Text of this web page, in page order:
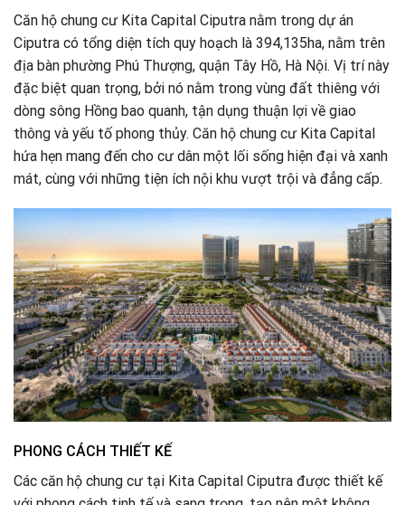
Căn hộ chung cư Kita Capital Ciputra nằm trong dự án
Ciputra có tổng diện tích quy hoạch là 394,135ha, nằm trên
địa bàn phường Phú Thượng, quận Tây Hồ, Hà Nội. Vị trí này
đặc biệt quan trọng, bởi nó nằm trong vùng đất thiêng với
dòng sông Hồng bao quanh, tận dụng thuận lợi về giao
thông và yếu tố phong thủy. Căn hộ chung cư Kita Capital
hứa hẹn mang đến cho cư dân một lối sống hiện đại và xanh
mát, cùng với những tiện ích nội khu vượt trội và đẳng cấp.
PHONG CÁCH THIẾT KẾ
Các căn hộ chung cư tại Kita Capital Ciputra được thiết kế